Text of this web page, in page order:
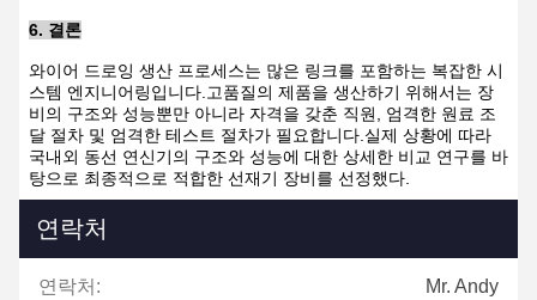
6. 결론
와이어 드로잉 생산 프로세스는 많은 링크를 포함하는 복잡한 시
스템 엔지니어링입니다.고품질의 제품을 생산하기 위해서는 장
비의 구조와 성능뿐만 아니라 자격을 갖춘 직원, 엄격한 원료 조
달 절차 및 엄격한 테스트 절차가 필요합니다.실제 상황에 따라
국내외 동선 연신기의 구조와 성능에 대한 상세한 비교 연구를 바
탕으로 최종적으로 적합한 선재기 장비를 선정했다.
연락처
연락처: Mr. Andy